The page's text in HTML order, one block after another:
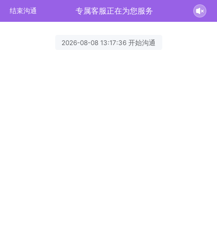
结束沟通 专属客服正在为您服务
2026-08-08 13:17:36 开始沟通